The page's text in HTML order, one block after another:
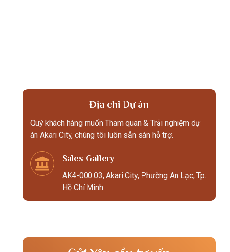
Địa chỉ Dự án
Quý khách hàng muốn Tham quan & Trải nghiệm dự
án Akari City, chúng tôi luôn sẵn sàn hỗ trợ.
Sales Gallery
AK4-000.03, Akari City, Phường An Lạc, Tp.
Hồ Chí Minh